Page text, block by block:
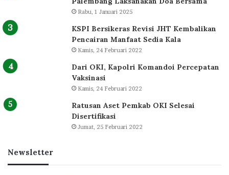
Rabu, 1 Januari 2025
KSPI Bersikeras Revisi JHT Kembalikan
Pencairan Manfaat Sedia Kala
Kamis, 24 Februari 2022
Dari OKI, Kapolri Komandoi Percepatan
Vaksinasi
Kamis, 24 Februari 2022
Ratusan Aset Pemkab OKI Selesai
Disertifikasi
Jumat, 25 Februari 2022
Newsletter